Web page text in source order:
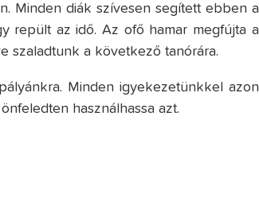
Minden diák szívesen segített ebben a
repült az idő. Az ofő hamar megfújta a
szaladtunk a következő tanórára.
Minden igyekezetünkkel azon
használhassa azt.